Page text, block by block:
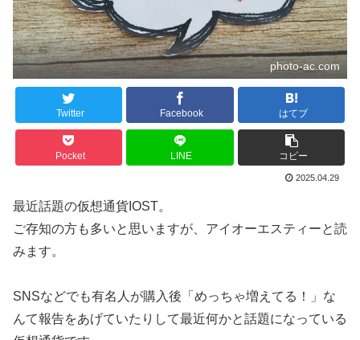
photo-ac.com
Twitter Facebook はてブ
Pocket LINE コピー
2025.04.29
最近話題の仮想通貨IOST。
ご存知の方も多いと思いますが、アイオーエスティーと読
みます。
SNSなどでも有名人が購入後「めっちゃ増えてる！」な
んて報告をあげていたりして最近何かと話題になっている